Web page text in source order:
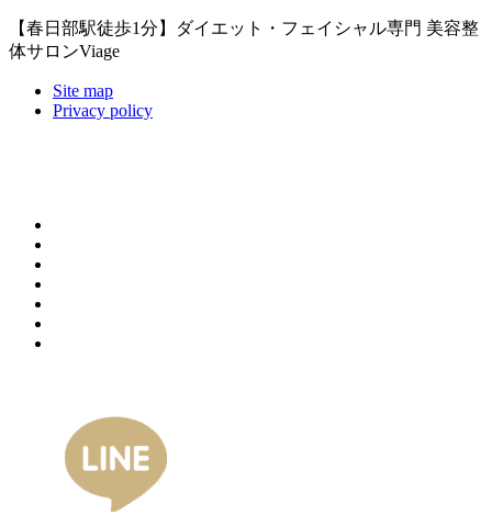
【春日部駅徒歩1分】ダイエット・フェイシャル専門 美容整
体サロンViage
Site map
Privacy policy